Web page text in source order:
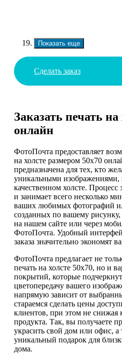
Показать еще
Сделать заказ
Заказать печать на
онлайн
ФотоПочта предоставляет
на холсте размером 50х70
предназначена для тех, кто
уникальными изображениями,
качественном холсте. Процесс
и занимает всего несколько
ваших любимых фотографий
созданных по вашему
на нашем сайте или через
ФотоПочта. Удобный
заказа значительно экономят
ФотоПочта предлагает не
печать на холсте 50х70, но и
покрытий, которые
цветопередачу вашего
напрямую зависит от
стараемся сделать цены
клиентов, при этом не снижая
продукта. Так, вы получаете
украсить свой дом или офис, а
уникальный подарок для
дома.